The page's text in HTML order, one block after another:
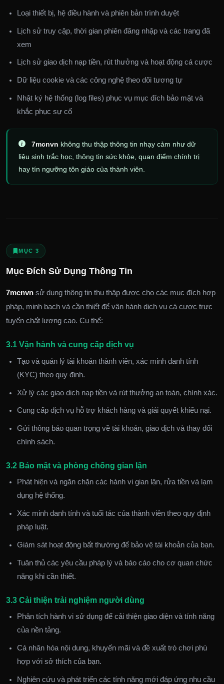
Loại thiết bị, hệ điều hành và phiên bản trình duyệt
Lịch sử truy cập, thời gian phiên đăng nhập và các trang đã
xem
Lịch sử giao dịch nạp tiền, rút thưởng và hoạt động cá cược
Dữ liệu cookie và các công nghệ theo dõi tương tự
Nhật ký hệ thống (log files) phục vụ mục đích bảo mật và
khắc phục sự cố
7mcnvn không thu thập thông tin nhạy cảm như dữ
liệu sinh trắc học, thông tin sức khỏe, quan điểm chính trị
hay tín ngưỡng tôn giáo của thành viên.
MỤC 3
Mục Đích Sử Dụng Thông Tin
7mcnvn sử dụng thông tin thu thập được cho các mục đích hợp
pháp, minh bạch và cần thiết để vận hành dịch vụ cá cược trực
tuyến chất lượng cao. Cụ thể:
3.1 Vận hành và cung cấp dịch vụ
Tạo và quản lý tài khoản thành viên, xác minh danh tính
(KYC) theo quy định.
Xử lý các giao dịch nạp tiền và rút thưởng an toàn, chính xác.
Cung cấp dịch vụ hỗ trợ khách hàng và giải quyết khiếu nại.
Gửi thông báo quan trọng về tài khoản, giao dịch và thay đổi
chính sách.
3.2 Bảo mật và phòng chống gian lận
Phát hiện và ngăn chặn các hành vi gian lận, rửa tiền và lạm
dụng hệ thống.
Xác minh danh tính và tuổi tác của thành viên theo quy định
pháp luật.
Giám sát hoạt động bất thường để bảo vệ tài khoản của bạn.
Tuân thủ các yêu cầu pháp lý và báo cáo cho cơ quan chức
năng khi cần thiết.
3.3 Cải thiện trải nghiệm người dùng
Phân tích hành vi sử dụng để cải thiện giao diện và tính năng
của nền tảng.
Cá nhân hóa nội dung, khuyến mãi và đề xuất trò chơi phù
hợp với sở thích của bạn.
Nghiên cứu và phát triển các tính năng mới đáp ứng nhu cầu